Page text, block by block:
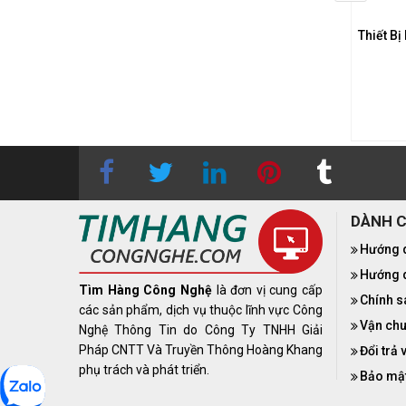
Thiết Bị
Tìm Hàng Công Nghệ là đơn vị cung cấp
các sản phẩm, dịch vụ thuộc lĩnh vực Công
Nghệ Thông Tin do Công Ty TNHH Giải
Pháp CNTT Và Truyền Thông Hoàng Khang
phụ trách và phát triển.
DÀNH
Hướng
Hướng
Chính
Vận
Đổi trả
Bảo